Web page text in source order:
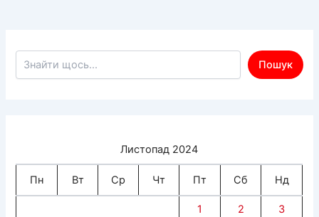
говорили
на
Пошук по сайту
Пошук
Листопад 2024
Пн Вт Ср Чт Пт Сб Нд
1 2 3